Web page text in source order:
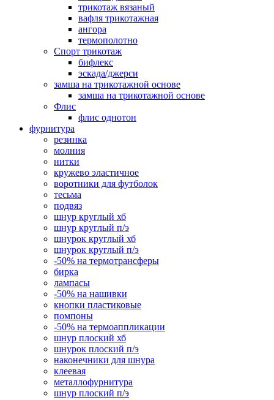
трикотаж вязаный
вафля трикотажная
ангора
термополотно
Спорт трикотаж
бифлекс
эскада/джерси
замша на трикотажной основе
замша на трикотажной основе
Флис
флис однотон
фурнитура
резинка
молния
нитки
кружево эластичное
воротники для футболок
тесьма
подвяз
шнур круглый хб
шнур круглый п/э
шнурок круглый хб
шнурок круглый п/э
-50% на термотрансферы
бирка
лампасы
-50% на нашивки
кнопки пластиковые
помпоны
-50% на термоаппликации
шнур плоский хб
шнурок плоский п/э
наконечники для шнура
клеевая
металлофурнитура
шнур плоский п/э